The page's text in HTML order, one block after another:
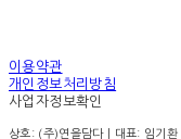
이용약관
개인정보처리방침
사업자정보확인
상호: (주)연을담다 | 대표: 임기